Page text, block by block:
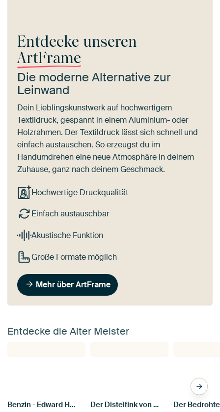
Entdecke unseren
ArtFrame
Die moderne Alternative zur
Leinwand
Dein Lieblingskunstwerk auf hochwertigem
Textildruck, gespannt in einem Aluminium- oder
Holzrahmen. Der Textildruck lässt sich schnell und
einfach austauschen. So erzeugst du im
Handumdrehen eine neue Atmosphäre in deinem
Zuhause, ganz nach deinem Geschmack.
Hochwertige Druckqualität
Einfach austauschbar
Akustische Funktion
Große Formate möglich
Mehr über ArtFrame
Entdecke die Alter Meister
Benzin - Edward Hopper Der Distelfink von Carel Fabritius